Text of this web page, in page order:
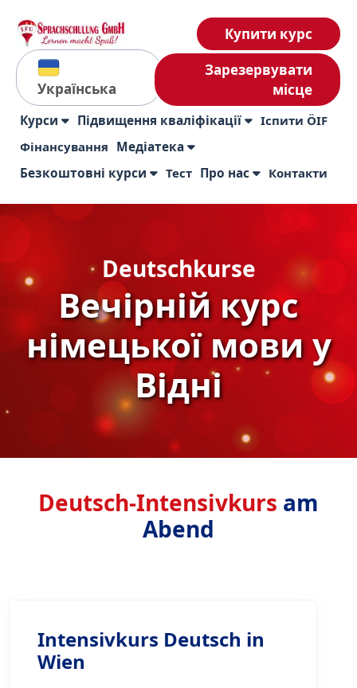
Українська
Купити курс
Зарезервувати
місце
Курси Підвищення кваліфікації
Іспити ÖIF
Фінансування Медіатека
Безкоштовні курси
Тест Про нас Контакти
Deutschkurse
Вечірній курс
німецької мови у
Відні
Deutsch-Intensivkurs am
Abend
Intensivkurs Deutsch in
Wien